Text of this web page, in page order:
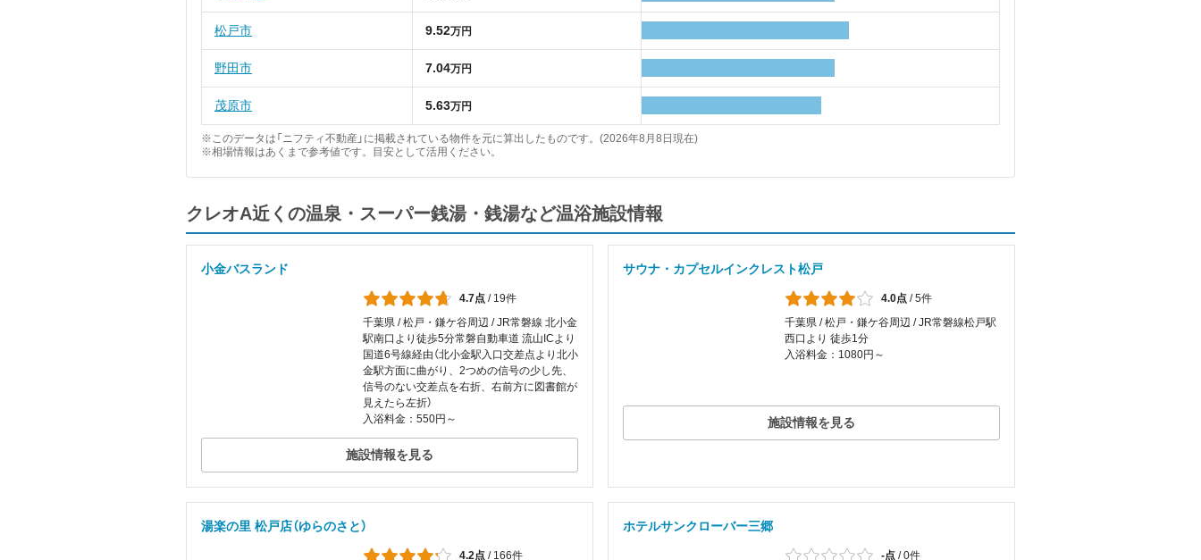
松戸市 9.52万円
野田市 7.04万円
茂原市 5.63万円
※このデータは「ニフティ不動産」に掲載されている物件を元に算出したものです。(2026年8月8日現在)
※相場情報はあくまで参考値です。目安として活用ください。
クレオA近くの温泉・スーパー銭湯・銭湯など温浴施設情報
小金バスランド
4.7点 / 19件
千葉県 / 松戸・鎌ケ谷周辺 / JR常磐線 北小金
駅南口より徒歩5分常磐自動車道 流山ICより
国道6号線経由（北小金駅入口交差点より北小
金駅方面に曲がり、2つめの信号の少し先、
信号のない交差点を右折、右前方に図書館が
見えたら左折）
入浴料金：550円～
施設情報を見る
サウナ・カプセルインクレスト松戸
4.0点 /5件
千葉県 / 松戸・鎌ケ谷周辺 / JR常磐線松戸駅
西口より 徒歩1分
入浴料金：1080円～
施設情報を見る
湯楽の里 松戸店（ゆらのさと）
4.2点 / 166件
ホテルサンクローバー三郷
-点 /0件